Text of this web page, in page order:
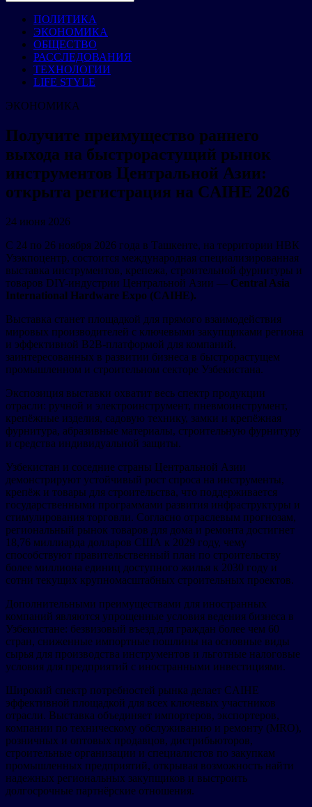
ПОЛИТИКА
ЭКОНОМИКА
ОБЩЕСТВО
РАССЛЕДОВАНИЯ
ТЕХНОЛОГИИ
LIFE STYLE
ЭКОНОМИКА
Получите преимущество раннего
выхода на быстрорастущий рынок
инструментов Центральной Азии:
открыта регистрация на CAIHE 2026
24 июня 2026
С 24 по 26 ноября 2026 года в Ташкенте, на территории НВК
Узэкпоцентр, состоится международная специализированная
выставка инструментов, крепежа, строительной фурнитуры и
товаров DIY-индустрии Центральной Азии — Central Asia
International Hardware Expo (CAIHE).
Выставка станет площадкой для прямого взаимодействия
мировых производителей с ключевыми закупщиками региона
и эффективной B2B-платформой для компаний,
заинтересованных в развитии бизнеса в быстрорастущем
промышленном и строительном секторе Узбекистана.
Экспозиция выставки охватит весь спектр продукции
отрасли: ручной и электроинструмент, пневмоинструмент,
крепёжные изделия, садовую технику, замки и крепёжная
фурнитура, абразивные материалы, строительную фурнитуру
и средства индивидуальной защиты.
Узбекистан и соседние страны Центральной Азии
демонстрируют устойчивый рост спроса на инструменты,
крепёж и товары для строительства, что поддерживается
государственными программами развития инфраструктуры и
стимулирования торговли. Согласно отраслевым прогнозам,
региональный рынок товаров для дома и ремонта достигнет
18,76 миллиарда долларов США к 2029 году, чему
способствуют правительственный план по строительству
более миллиона единиц доступного жилья к 2030 году и
сотни текущих крупномасштабных строительных проектов.
Дополнительными преимуществами для иностранных
компаний являются упрощенные условия ведения бизнеса в
Узбекистане: безвизовый въезд для граждан более чем 60
стран, сниженные импортные пошлины на основные виды
сырья для производства инструментов и льготные налоговые
условия для предприятий с иностранными инвестициями.
Широкий спектр потребностей рынка делает CAIHE
эффективной площадкой для всех ключевых участников
отрасли. Выставка объединяет импортеров, экспортеров,
компании по техническому обслуживанию и ремонту (MRO),
розничных и оптовых продавцов, дистрибьюторов,
строительные организации и специалистов по закупкам
промышленных предприятий, открывая возможность найти
надежных региональных закупщиков и выстроить
долгосрочные партнёрские отношения.